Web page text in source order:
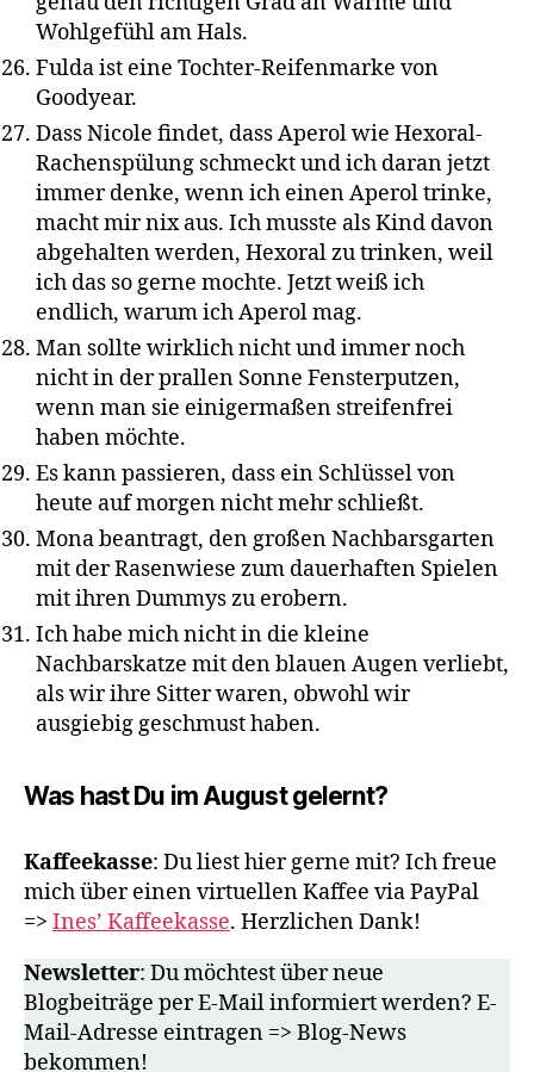
Wohlgefühl am Hals.
Fulda ist eine Tochter-Reifenmarke von
Goodyear.
Dass Nicole findet, dass Aperol wie Hexoral-
Rachenspülung schmeckt und ich daran jetzt
immer denke, wenn ich einen Aperol trinke,
macht mir nix aus. Ich musste als Kind davon
abgehalten werden, Hexoral zu trinken, weil
ich das so gerne mochte. Jetzt weiß ich
endlich, warum ich Aperol mag.
Man sollte wirklich nicht und immer noch
nicht in der prallen Sonne Fensterputzen,
wenn man sie einigermaßen streifenfrei
haben möchte.
Es kann passieren, dass ein Schlüssel von
heute auf morgen nicht mehr schließt.
Mona beantragt, den großen Nachbarsgarten
mit der Rasenwiese zum dauerhaften Spielen
mit ihren Dummys zu erobern.
Ich habe mich nicht in die kleine
Nachbarskatze mit den blauen Augen verliebt,
als wir ihre Sitter waren, obwohl wir
ausgiebig geschmust haben.
Was hast Du im August gelernt?
Kaffeekasse: Du liest hier gerne mit? Ich freue
mich über einen virtuellen Kaffee via PayPal
=> Ines’ Kaffeekasse. Herzlichen Dank!
Newsletter: Du möchtest über neue
Blogbeiträge per E-Mail informiert werden? E-
Mail-Adresse eintragen => Blog-News
bekommen!